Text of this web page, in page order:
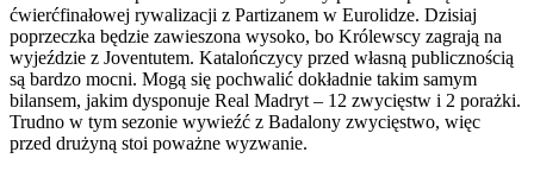
ćwierćfinałowej rywalizacji z Partizanem w Eurolidze. Dzisiaj
poprzeczka będzie zawieszona wysoko, bo Królewscy zagrają na
wyjeździe z Joventutem. Katalończycy przed własną publicznością
są bardzo mocni. Mogą się pochwalić dokładnie takim samym
bilansem, jakim dysponuje Real Madryt – 12 zwycięstw i 2 porażki.
Trudno w tym sezonie wywieźć z Badalony zwycięstwo, więc
przed drużyną stoi poważne wyzwanie.